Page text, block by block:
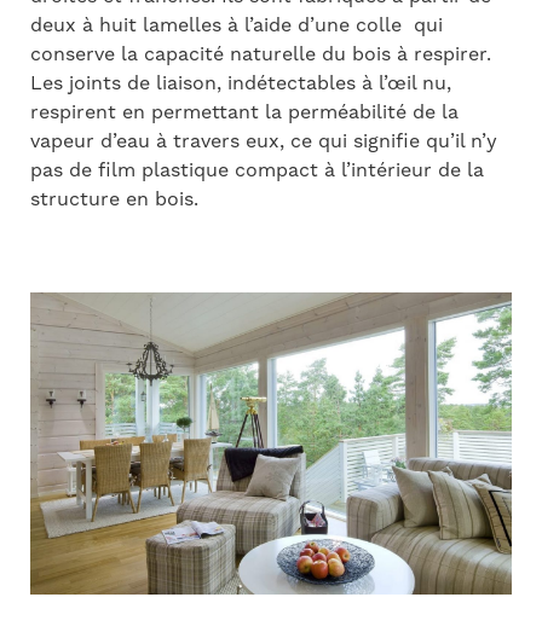
deux à huit lamelles à l’aide d’une colle qui
conserve la capacité naturelle du bois à respirer.
Les joints de liaison, indétectables à l’œil nu,
respirent en permettant la perméabilité de la
vapeur d’eau à travers eux, ce qui signifie qu’il n’y
pas de film plastique compact à l’intérieur de la
structure en bois.